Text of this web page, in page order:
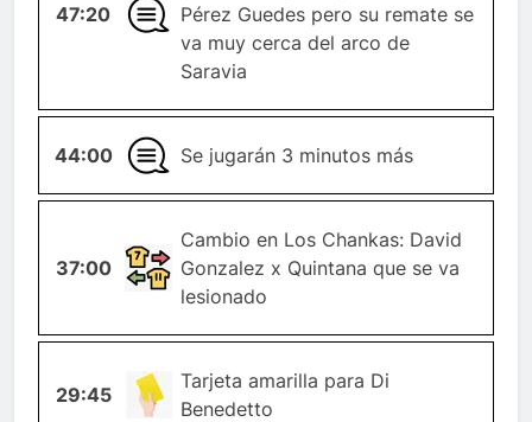
47:20GENERALPérez Guedes pero su remate se
va muy cerca del arco de
Saravia
44:00GENERALSe jugarán 3 minutos más
37:00
CAMBIO-
JUGADOR
Cambio en Los Chankas: David
Gonzalez x Quintana que se va
lesionado
29:45
TARJETA-
AMARILLA
Tarjeta amarilla para Di
Benedetto